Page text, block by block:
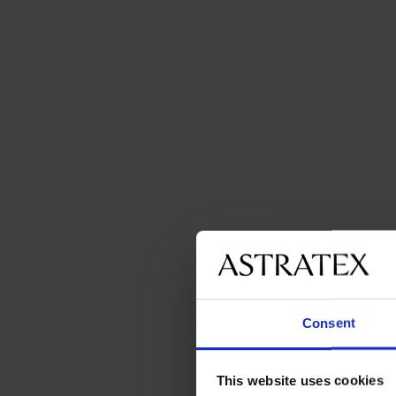
Consent
This website uses cookies